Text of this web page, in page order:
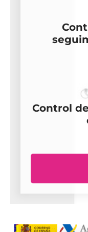
Control